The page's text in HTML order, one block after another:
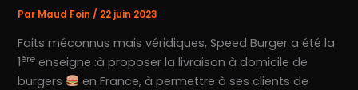
Par Maud Foin/ 22 juin 2023
Faits méconnus mais véridiques, Speed Burger a été la
1ère enseigne :à proposer la livraison à domicile de
burgers
en France, à permettre à ses clients de